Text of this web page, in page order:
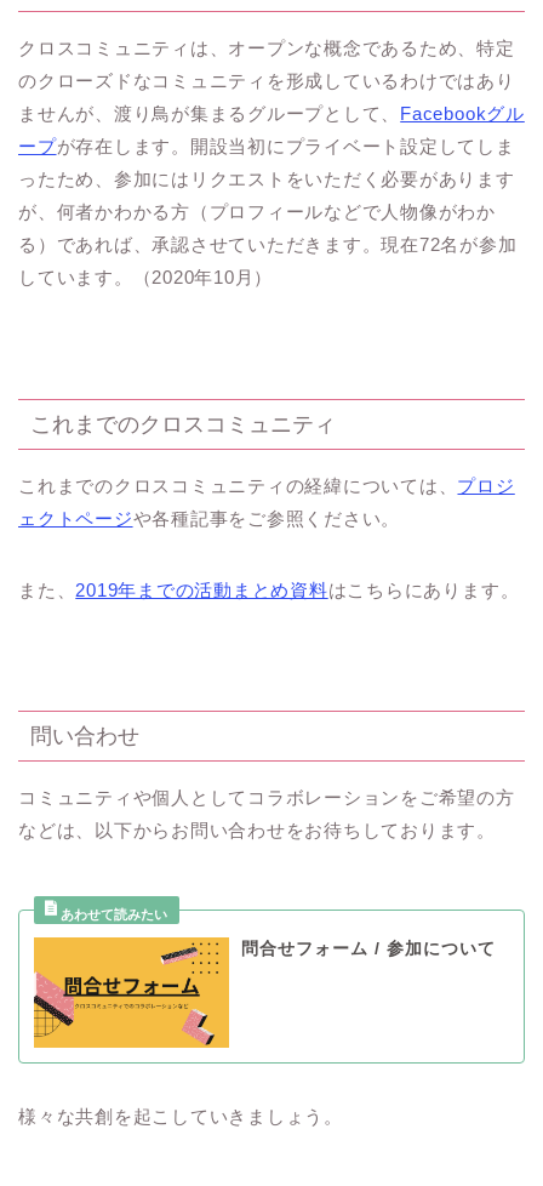
クロスコミュニティは、オープンな概念であるため、特定
のクローズドなコミュニティを形成しているわけではあり
ませんが、渡り鳥が集まるグループとして、 Facebookグル
ープが存在します。開設当初にプライベート設定してしま
ったため、参加にはリクエストをいただく必要があります
が、何者かわかる方（プロフィールなどで人物像がわか
る）であれば、承認させていただきます。現在72名が参加
しています。（2020年10月）
これまでのクロスコミュニティ
これまでのクロスコミュニティの経緯については、 プロジ
ェクトページや各種記事をご参照ください。
また、 2019年までの活動まとめ資料はこちらにあります。
問い合わせ
コミュニティや個人としてコラボレーションをご希望の方
などは、以下からお問い合わせをお待ちしております。
問合せフォーム / 参加について
様々な共創を起こしていきましょう。